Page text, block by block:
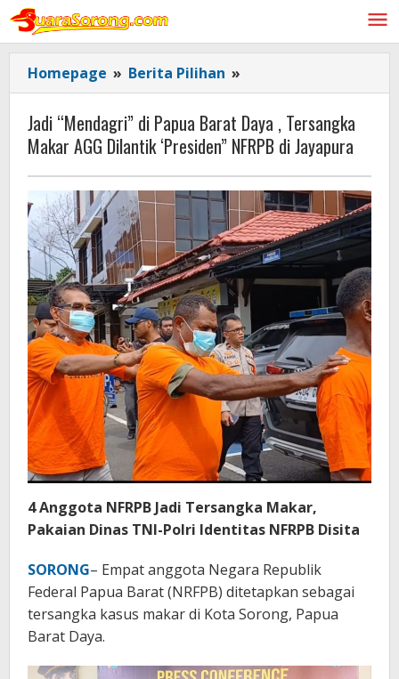
Lewati
konten
Homepage » Berita Pilihan »
"Mendagri"
di
Papua
Barat
Daya
Tersangka
Makar
AGG
Dilantik
'Presiden"
NFRPB
di
Jayapura
Jadi “Mendagri” di Papua Barat Daya , Tersangka
Makar AGG Dilantik ‘Presiden” NFRPB di Jayapura
4 Anggota NFRPB Jadi Tersangka Makar,
Pakaian Dinas TNI-Polri Identitas NFRPB Disita
SORONG– Empat anggota Negara Republik
Federal Papua Barat (NRFPB) ditetapkan sebagai
tersangka kasus makar di Kota Sorong, Papua
Barat Daya.